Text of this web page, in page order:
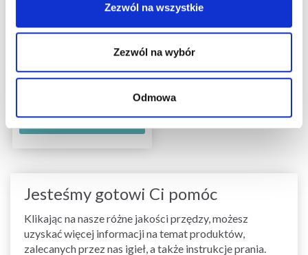
Zezwól na wszystkie
Zezwól na wybór
Odmowa
50% Wełna / 25% Alpaka /
25% Wiskoza
17,75 zł
Okazja 31/08/2026
opcje
Jesteśmy gotowi Ci pomóc
Klikając na nasze różne jakości przędzy, możesz
uzyskać więcej informacji na temat produktów,
zalecanych przez nas igieł, a także instrukcje prania.